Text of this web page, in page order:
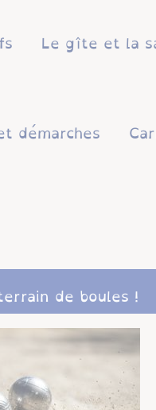
Le gîte et la
démarches
de boules !